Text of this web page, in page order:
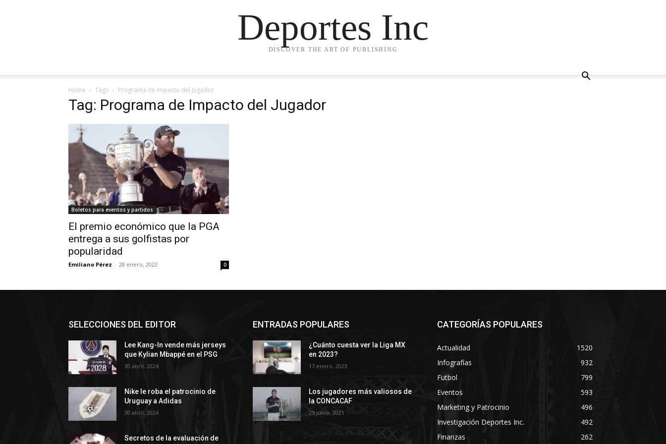
Deportes Inc
DISCOVER THE ART OF PUBLISHING
Home Tags Programa de Impacto del Jugador
Tag: Programa de Impacto del Jugador
Boletos para eventos y partidos
El premio económico que la PGA
entrega a sus golfistas por
popularidad
Emiliano Pérez - 28 enero, 2022 0
SELECCIONES DEL EDITOR
Lee Kang-In vende más jerseys
que Kylian Mbappé en el PSG
30 abril, 2024
Nike le roba el patrocinio de
Uruguay a Adidas
30 abril, 2024
Secretos de la evaluación de
ENTRADAS POPULARES
¿Cuánto cuesta ver la Liga MX
en 2023?
17 enero, 2023
Los jugadores más valiosos de
la CONCACAF
25 junio, 2021
CATEGORÍAS POPULARES
Actualidad
1520
Infografías
932
Futbol
799
Eventos
593
Marketing y Patrocinio
496
Investigación Deportes Inc.
492
Finanzas
262